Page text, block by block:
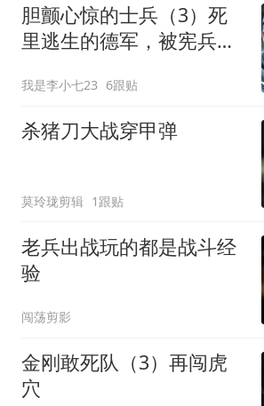
胆颤心惊的士兵（3）死
里逃生的德军，被宪兵当
我是李小七23 6跟贴
杀猪刀大战穿甲弹
莫玲珑剪辑 1跟贴
老兵出战玩的都是战斗经
验
闯荡剪影
金刚敢死队（3）再闯虎
穴